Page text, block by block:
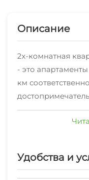
Описание
2х-комнатная
- это
км
Сухуми и Пляж
гостиная зона и
парковка. В
Удобства и